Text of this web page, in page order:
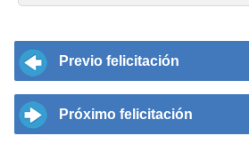
Previo felicitación
Próximo felicitación